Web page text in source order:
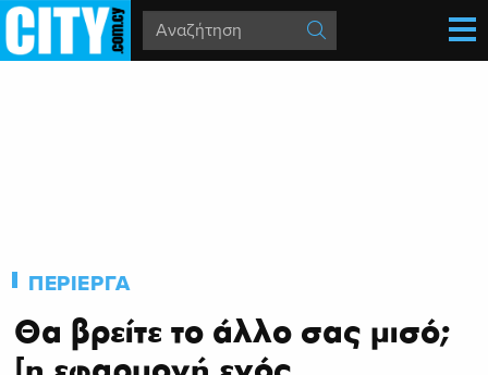
ΠΕΡΙΕΡΓΑ
Θα βρείτε το άλλο σας μισό;